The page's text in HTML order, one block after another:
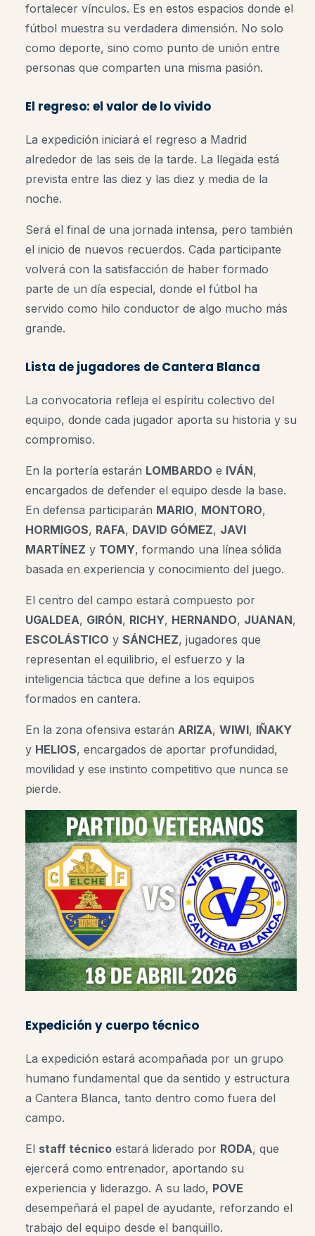
fortalecer vínculos. Es en estos espacios donde el
fútbol muestra su verdadera dimensión. No solo
como deporte, sino como punto de unión entre
personas que comparten una misma pasión.
El regreso: el valor de lo vivido
La expedición iniciará el regreso a Madrid
alrededor de las seis de la tarde. La llegada está
prevista entre las diez y las diez y media de la
noche.
Será el final de una jornada intensa, pero también
el inicio de nuevos recuerdos. Cada participante
volverá con la satisfacción de haber formado
parte de un día especial, donde el fútbol ha
servido como hilo conductor de algo mucho más
grande.
Lista de jugadores de Cantera Blanca
La convocatoria refleja el espíritu colectivo del
equipo, donde cada jugador aporta su historia y su
compromiso.
En la portería estarán LOMBARDO e IVÁN,
encargados de defender el equipo desde la base.
En defensa participarán MARIO, MONTORO,
HORMIGOS, RAFA, DAVID GÓMEZ, JAVI
MARTÍNEZ y TOMY, formando una línea sólida
basada en experiencia y conocimiento del juego.
El centro del campo estará compuesto por
UGALDEA, GIRÓN, RICHY, HERNANDO, JUANAN,
ESCOLÁSTICO y SÁNCHEZ, jugadores que
representan el equilibrio, el esfuerzo y la
inteligencia táctica que define a los equipos
formados en cantera.
En la zona ofensiva estarán ARIZA, WIWI, IÑAKY
y HELIOS, encargados de aportar profundidad,
movilidad y ese instinto competitivo que nunca se
pierde.
Expedición y cuerpo técnico
La expedición estará acompañada por un grupo
humano fundamental que da sentido y estructura
a Cantera Blanca, tanto dentro como fuera del
campo.
El staff técnico estará liderado por RODA, que
ejercerá como entrenador, aportando su
experiencia y liderazgo. A su lado, POVE
desempeñará el papel de ayudante, reforzando el
trabajo del equipo desde el banquillo.